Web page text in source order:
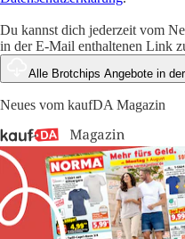
Du kannst dich jederzeit vom
in der E-Mail enthaltenen Link
Alle Brotchips Angebote in
Neues vom kaufDA Magazin